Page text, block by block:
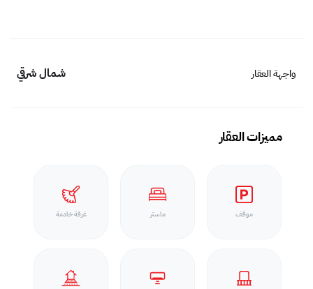
واجهة العقار شمال شرقي
مميزات العقار
موقف ماستر غرفة خادمة